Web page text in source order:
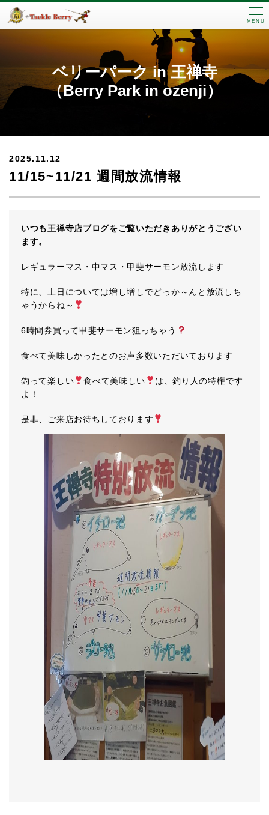
MENU
ベリーパーク in 王禅寺
（Berry Park in ozenji）
2025.11.12
11/15~11/21 週間放流情報
いつも王禅寺店ブログをご覧いただきありがとうござい
ます。
レギュラーマス・中マス・甲斐サーモン放流します
特に、土日については増し増しでどっか～んと放流しち
ゃうからね～
6時間券買って甲斐サーモン狙っちゃう
食べて美味しかったとのお声多数いただいております
釣って楽しい 食べて美味しい
は、釣り人の特権です
よ！
是非、ご来店お待ちしております